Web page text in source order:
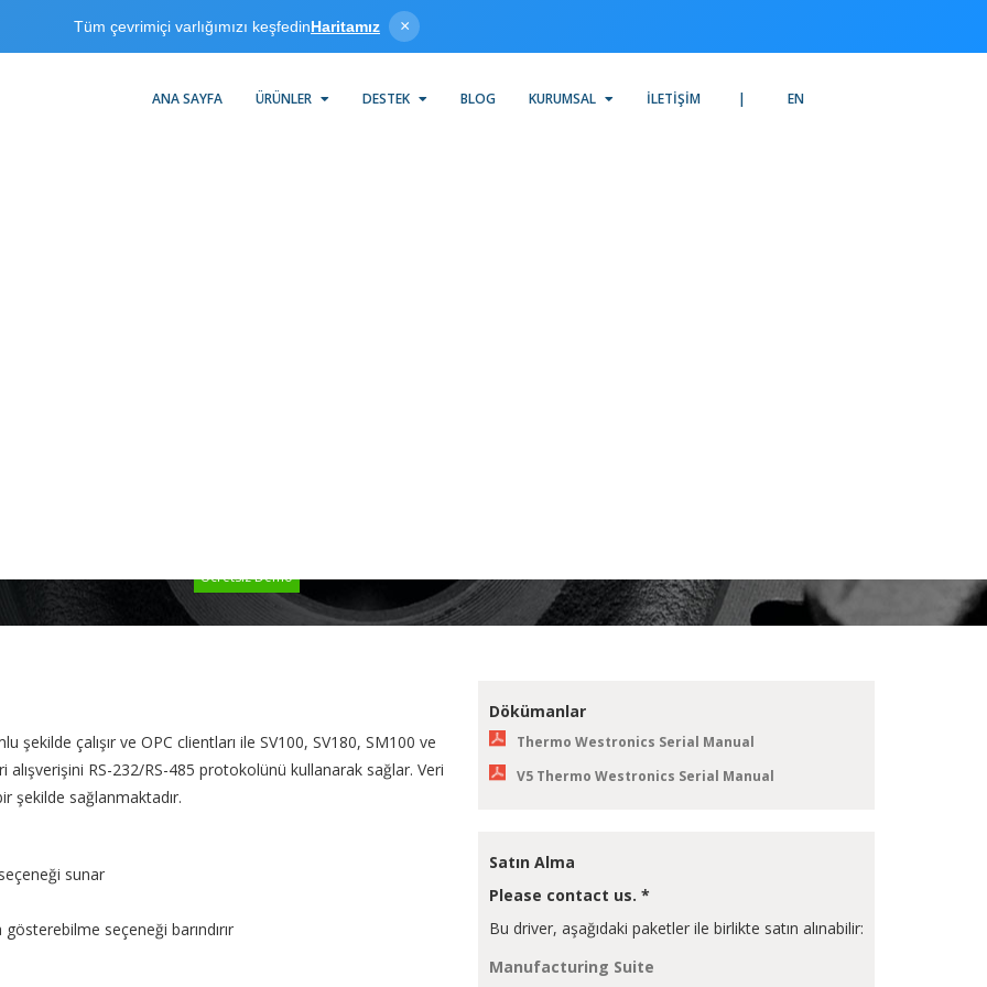
Tüm çevrimiçi varlığımızı keşfedinHaritamız ×
ANA SAYFA ÜRÜNLER DESTEK BLOG KURUMSAL İLETIŞIM EN
Ücretsiz Demo
şekilde çalışır ve OPC clientları ile SV100, SV180, SM100 ve
alışverişini RS-232/RS-485 protokolünü kullanarak sağlar. Veri
şekilde sağlanmaktadır.
sunar
seçeneği barındırır
Dökümanlar
Thermo Westronics Serial Manual
V5 Thermo Westronics Serial Manual
Satın Alma
Please contact us. *
Bu driver, aşağıdaki paketler ile birlikte satın alınabilir:
Manufacturing Suite